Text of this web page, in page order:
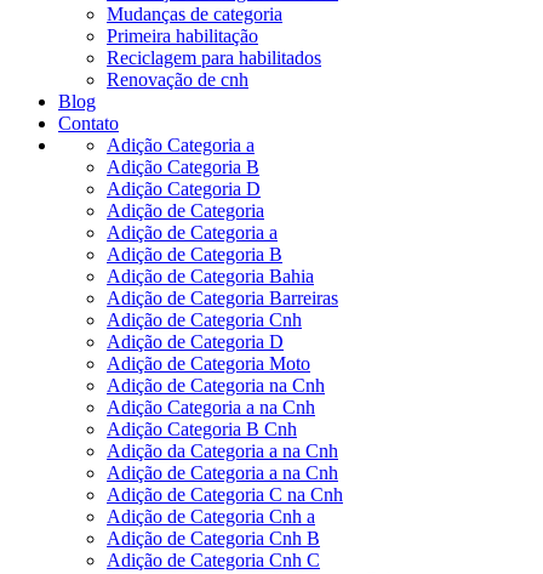
Mudanças de categoria
Primeira habilitação
Reciclagem para habilitados
Renovação de cnh
Blog
Contato
Adição Categoria a
Adição Categoria B
Adição Categoria D
Adição de Categoria
Adição de Categoria a
Adição de Categoria B
Adição de Categoria Bahia
Adição de Categoria Barreiras
Adição de Categoria Cnh
Adição de Categoria D
Adição de Categoria Moto
Adição de Categoria na Cnh
Adição Categoria a na Cnh
Adição Categoria B Cnh
Adição da Categoria a na Cnh
Adição de Categoria a na Cnh
Adição de Categoria C na Cnh
Adição de Categoria Cnh a
Adição de Categoria Cnh B
Adição de Categoria Cnh C